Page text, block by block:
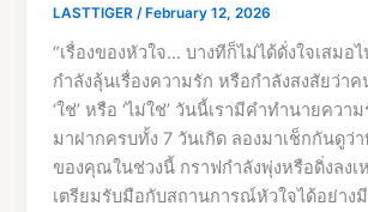
LASTTIGER/ February 12, 2026
“เรื่องของหัวใจ… บางทีก็ไม่ได้ดั่งใจเสมอ
กำลังลุ้นเรื่องความรัก หรือกำลังสงสัยว่า
‘ใช่’ หรือ ‘ไม่ใช่’ วันนี้เรามีคำทำนายควา
มาฝากครบทั้ง 7 วันเกิด ลองมาเช็กกันดูว่
ของคุณในช่วงนี้ กราฟกำลังพุ่งหรือดิ่งลงเ
เตรียมรับมือกับสถานการณ์หัวใจได้อย่าง